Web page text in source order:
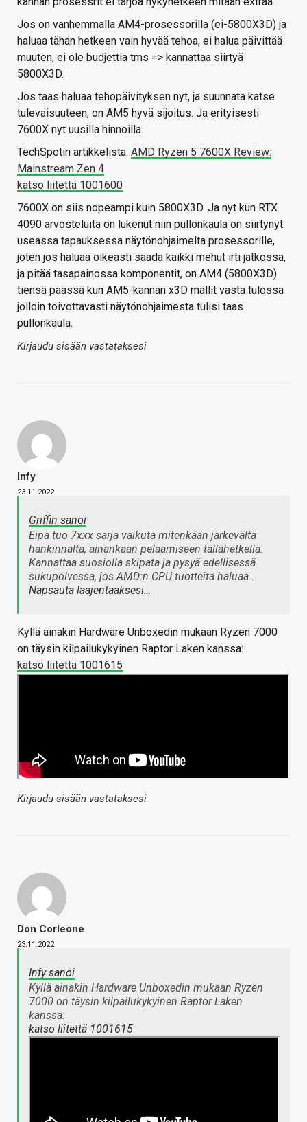
Jos on vanhemmalla AM4-prosessorilla (ei-5800X3D) ja
haluaa tähän hetkeen vain hyvää tehoa, ei halua päivittää
muuten, ei ole budjettia tms => kannattaa siirtyä
5800X3D.
Jos taas haluaa tehopäivityksen nyt, ja suunnata katse
tulevaisuuteen, on AM5 hyvä sijoitus. Ja erityisesti
7600X nyt uusilla hinnoilla.
TechSpotin artikkelista: AMD Ryzen 5 7600X Review:
Mainstream Zen 4
katso liitettä 1001600
7600X on siis nopeampi kuin 5800X3D. Ja nyt kun RTX
4090 arvosteluita on lukenut niin pullonkaula on siirtynyt
useassa tapauksessa näytönohjaimelta prosessorille,
joten jos haluaa oikeasti saada kaikki mehut irti jatkossa,
ja pitää tasapainossa komponentit, on AM4 (5800X3D)
tiensä päässä kun AM5-kannan x3D mallit vasta tulossa
jolloin toivottavasti näytönohjaimesta tulisi taas
pullonkaula.
Kirjaudu sisään vastataksesi
Infy
23.11.2022
Griffin sanoi
Eipä tuo 7xxx sarja vaikuta mitenkään järkevältä
hankinnalta, ainankaan pelaamiseen tällähetkellä.
Kannattaa suosiolla skipata ja pysyä edellisessä
sukupolvessa, jos AMD:n CPU tuotteita haluaa..
Napsauta laajentaaksesi…
Kyllä ainakin Hardware Unboxedin mukaan Ryzen 7000
on täysin kilpailukykyinen Raptor Laken kanssa:
katso liitettä 1001615
Kirjaudu sisään vastataksesi
Don Corleone
23.11.2022
Infy sanoi
Kyllä ainakin Hardware Unboxedin mukaan Ryzen
7000 on täysin kilpailukykyinen Raptor Laken
kanssa:
katso liitettä 1001615